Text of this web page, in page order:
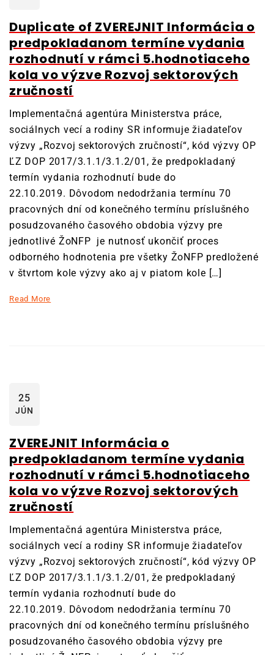
Duplicate of ZVEREJNIT Informácia o
predpokladanom termíne vydania
rozhodnutí v rámci 5.hodnotiaceho
kola vo výzve Rozvoj sektorových
zručností
Implementačná agentúra Ministerstva práce,
sociálnych vecí a rodiny SR informuje žiadateľov
výzvy „Rozvoj sektorových zručností“, kód výzvy OP
ĽZ DOP 2017/3.1.1/3.1.2/01, že predpokladaný
termín vydania rozhodnutí bude do
22.10.2019. Dôvodom nedodržania termínu 70
pracovných dní od konečného termínu príslušného
posudzovaného časového obdobia výzvy pre
jednotlivé ŽoNFP je nutnosť ukončiť proces
odborného hodnotenia pre všetky ŽoNFP predložené
v štvrtom kole výzvy ako aj v piatom kole […]
Read More
25
JÚN
ZVEREJNIT Informácia o
predpokladanom termíne vydania
rozhodnutí v rámci 5.hodnotiaceho
kola vo výzve Rozvoj sektorových
zručností
Implementačná agentúra Ministerstva práce,
sociálnych vecí a rodiny SR informuje žiadateľov
výzvy „Rozvoj sektorových zručností“, kód výzvy OP
ĽZ DOP 2017/3.1.1/3.1.2/01, že predpokladaný
termín vydania rozhodnutí bude do
22.10.2019. Dôvodom nedodržania termínu 70
pracovných dní od konečného termínu príslušného
posudzovaného časového obdobia výzvy pre